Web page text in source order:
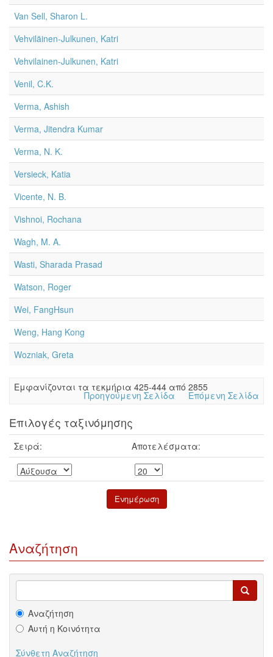
Van Sell, Sharon L.
Vehviläinen-Julkunen, Katri
Vehvilainen-Julkunen, Katri
Venil, C.K.
Verma, Ashish
Verma, Jitendra Kumar
Verma, N. K.
Versieck, Katia
Vicente, N. B.
Vishnoi, Rochana
Wagh, M. A.
Wasti, Sharada Prasad
Watson, Roger
Wei, FangHsun
Weng, Hang Kong
Wozniak, Greta
Eμφανίζονται τα τεκμήρια 425-444 από 2855
Προηγούμενη Σελίδα Επόμενη Σελίδα
Επιλογές ταξινόμησης
Σειρά: Αποτελέσματα:
Αναζήτηση
Αναζήτηση
Αυτή η Κοινότητα
Σύνθετη Αναζήτηση